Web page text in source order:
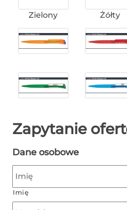
Zielony Żółty
Zapytanie
Dane osobowe
Imię